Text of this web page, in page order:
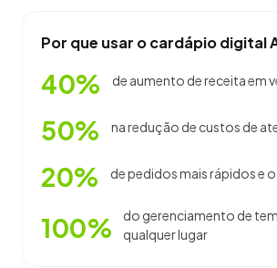
Por que usar o cardápio digital
40% de aumento de receita em
50% na redução de custos de
20% de pedidos mais rápidos e
100%
do gerenciamento de
qualquer lugar